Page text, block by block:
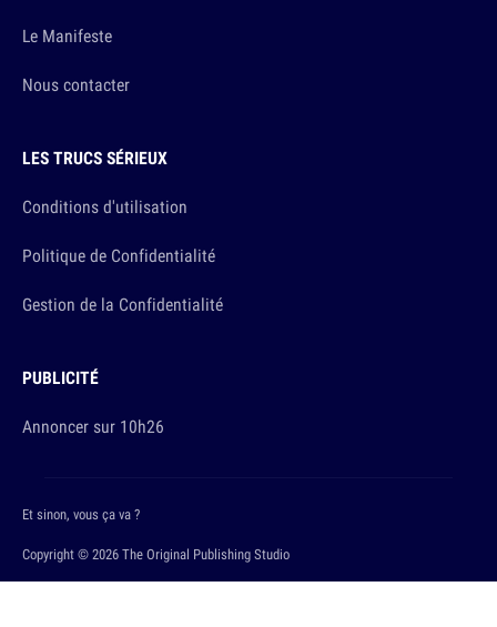
Le Manifeste
Nous contacter
LES TRUCS SÉRIEUX
Conditions d'utilisation
Politique de Confidentialité
Gestion de la Confidentialité
PUBLICITÉ
Annoncer sur 10h26
Copyright © 2026 The Original Publishing Studio
Et sinon, vous ça va ?